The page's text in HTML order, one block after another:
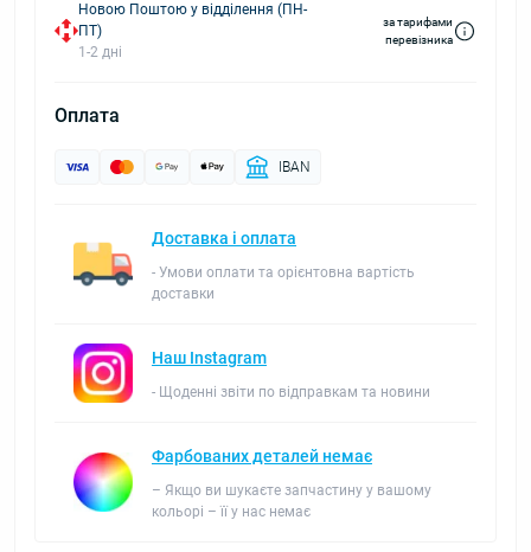
Новою Поштою у відділення (ПН-
ПТ)
1-2 дні
за тарифами
перевізника
Оплата
IBAN
Доставка і оплата
- Умови оплати та орієнтовна вартість
доставки
Наш Instagram
- Щоденні звіти по відправкам та новини
Фарбованих деталей немає
– Якщо ви шукаєте запчастину у вашому
кольорі – її у нас немає